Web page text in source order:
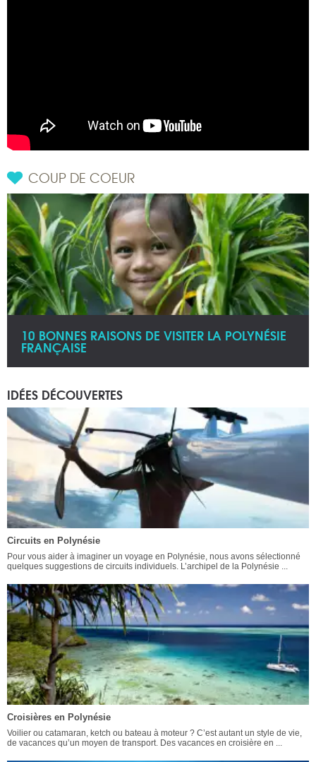
COUP DE COEUR
10 BONNES RAISONS DE VISITER LA POLYNÉSIE
FRANÇAISE
IDÉES DÉCOUVERTES
Circuits en Polynésie
Pour vous aider à imaginer un voyage en Polynésie, nous avons sélectionné
quelques suggestions de circuits individuels. L’archipel de la Polynésie ...
Croisières en Polynésie
Voilier ou catamaran, ketch ou bateau à moteur ? C’est autant un style de vie,
de vacances qu’un moyen de transport. Des vacances en croisière en ...